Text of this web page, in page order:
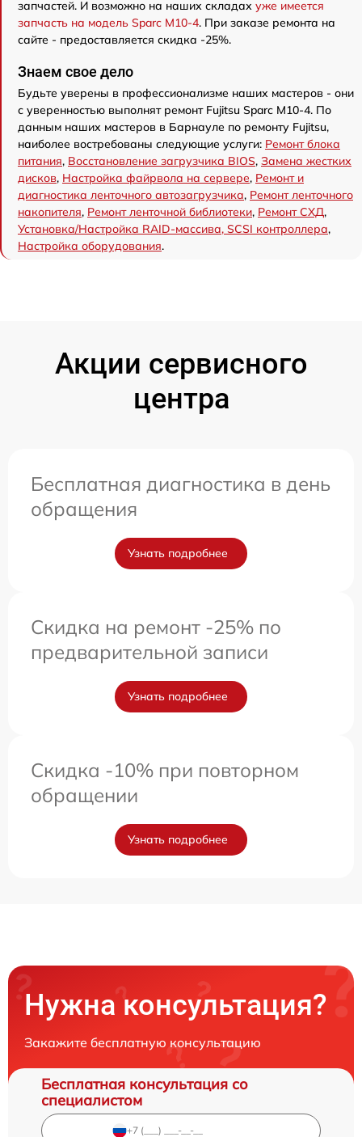
запчастей. И возможно на наших складах уже имеется
запчасть на модель Sparc M10-4. При заказе ремонта на
сайте - предоставляется скидка -25%.
Знаем свое дело
Будьте уверены в профессионализме наших мастеров - они
с уверенностью выполнят ремонт Fujitsu Sparc M10-4. По
данным наших мастеров в Барнауле по ремонту Fujitsu,
наиболее востребованы следующие услуги: Ремонт блока
питания, Восстановление загрузчика BIOS, Замена жестких
дисков, Настройка файрвола на сервере, Ремонт и
диагностика ленточного автозагрузчика, Ремонт ленточного
накопителя, Ремонт ленточной библиотеки, Ремонт СХД,
Установка/Настройка RAID-массива, SCSI контроллера,
Настройка оборудования.
Акции сервисного
центра
Бесплатная диагностика в день
обращения
Узнать подробнее
Скидка на ремонт -25% по
предварительной записи
Узнать подробнее
Скидка -10% при повторном
обращении
Узнать подробнее
Нужна консультация?
Закажите бесплатную консультацию
Бесплатная консультация со
специалистом